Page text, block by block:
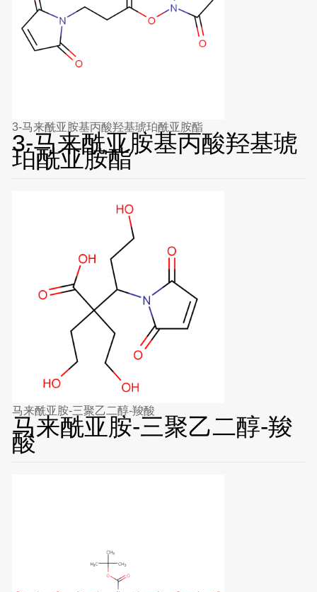
3-马来酰亚胺基丙酸羟基琥珀酰亚胺酯
3-马来酰亚胺基丙酸羟基琥
珀酰亚胺酯
马来酰亚胺-三聚乙二醇-羧酸
马来酰亚胺-三聚乙二醇-羧
酸